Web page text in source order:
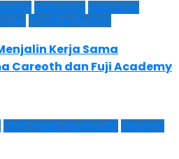
Kerjasama Kerjasama
Teaching Factory
Kerja Sama
Careoth dan Fuji Academy
SMK Pusat Keunggulan Teaching